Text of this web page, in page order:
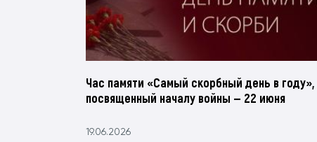
Час памяти «Самый скорбный день в году»,
посвященный началу войны — 22 июня
19.06.2026